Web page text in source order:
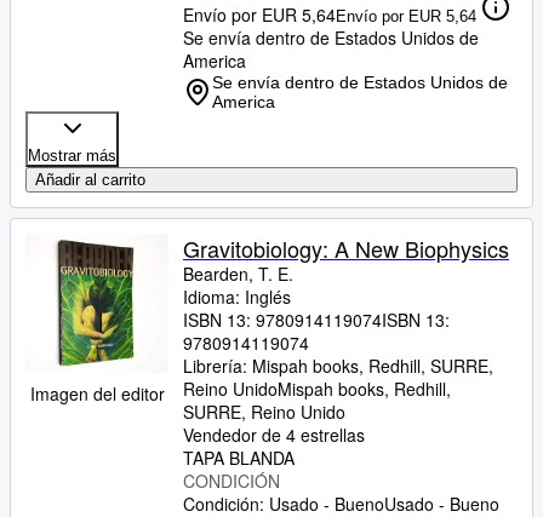
Envío por EUR 5,64Envío por EUR 5,64
Se envía dentro de Estados Unidos de
America
Se envía dentro de Estados Unidos de
America
Mostrar más
Añadir al carrito
Imagen del editor
Gravitobiology: A New Biophysics
Bearden, T. E.
Idioma: Inglés
ISBN 13: 9780914119074ISBN 13:
9780914119074
Librería: Mispah books, Redhill, SURRE,
Reino UnidoMispah books, Redhill,
SURRE, Reino Unido
Vendedor de 4 estrellas
TAPA BLANDA
CONDICIÓN
Condición: Usado - BuenoUsado - Bueno